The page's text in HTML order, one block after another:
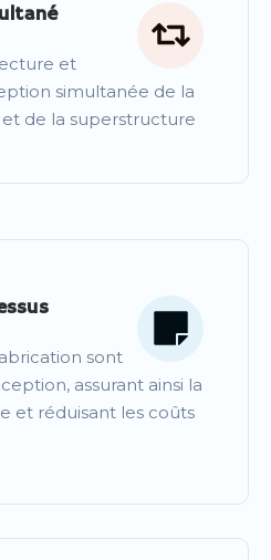
et
simultanée de la
de la superstructure
sont
assurant ainsi la
et réduisant les coûts